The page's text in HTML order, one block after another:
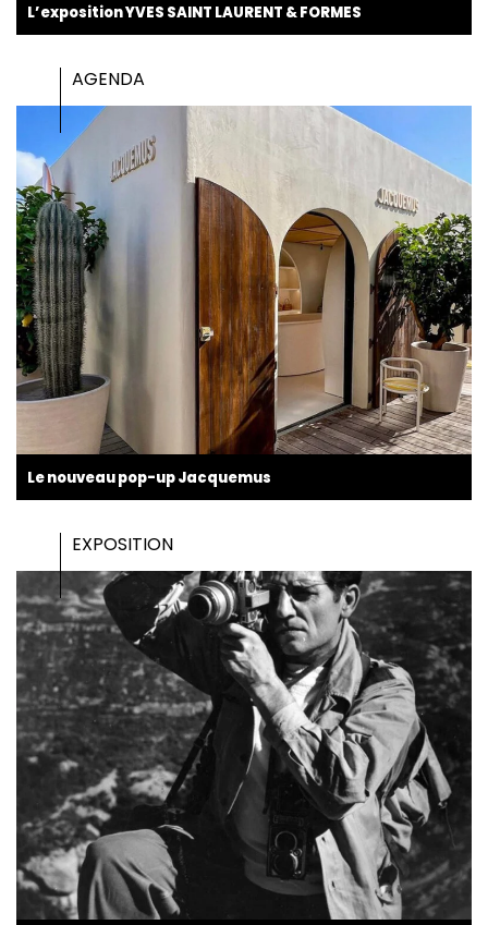
L’exposition YVES SAINT LAURENT & FORMES
AGENDA
Le nouveau pop-up Jacquemus
EXPOSITION